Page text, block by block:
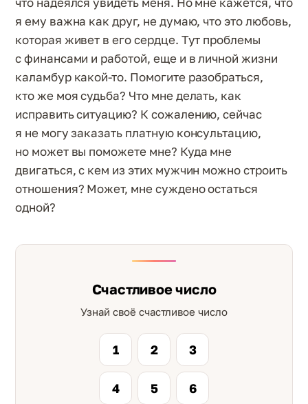
я ему важна как друг, не думаю, что это любовь,
которая живет в его сердце. Тут проблемы
с финансами и работой, еще и в личной жизни
каламбур какой-то. Помогите разобраться,
кто же моя судьба? Что мне делать, как
исправить ситуацию? К сожалению, сейчас
я не могу заказать платную консультацию,
но может вы поможете мне? Куда мне
двигаться, с кем из этих мужчин можно строить
отношения? Может, мне суждено остаться
одной?
Счастливое число
Узнай своё счастливое число
1 2 3
4 5 6